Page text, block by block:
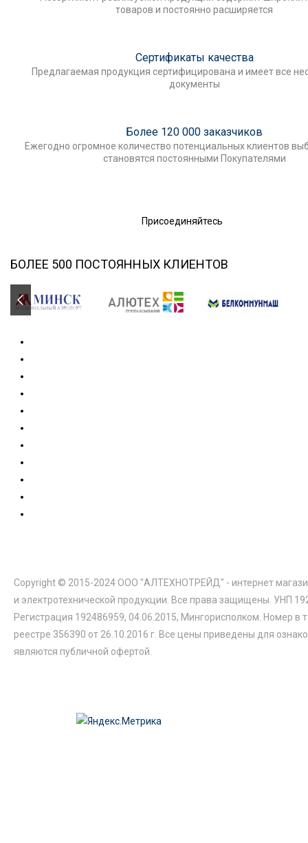
товаров и постоянно расширяется
Сертификаты качества
Предлагаемая продукция сертифицирована и имеет все
документы
Более 120 000 заказчиков
Ежегодно огромное количество потенциальных клиентов
становятся постоянными Покупателями
Присоединяйтесь
БОЛЕЕ 500 ПОСТОЯННЫХ КЛИЕНТОВ
Copyright © 2015-2024 ООО "АЛТЕХНОТРЕЙД" - интернет
и электротехнической продукции. Все права защищены. УНП
Регистрация 192486959, 04.06.2015, Мингорисполком. Номер в
реестре 356390 от 26.10.2016 г. Все цены приведены для
являются публичной офертой.